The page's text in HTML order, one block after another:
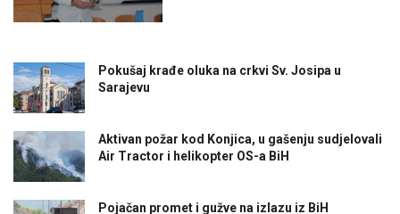
Pokušaj krađe oluka na crkvi Sv. Josipa u
Sarajevu
Aktivan požar kod Konjica, u gašenju sudjelovali
Air Tractor i helikopter OS-a BiH
Pojačan promet i gužve na izlazu iz BiH